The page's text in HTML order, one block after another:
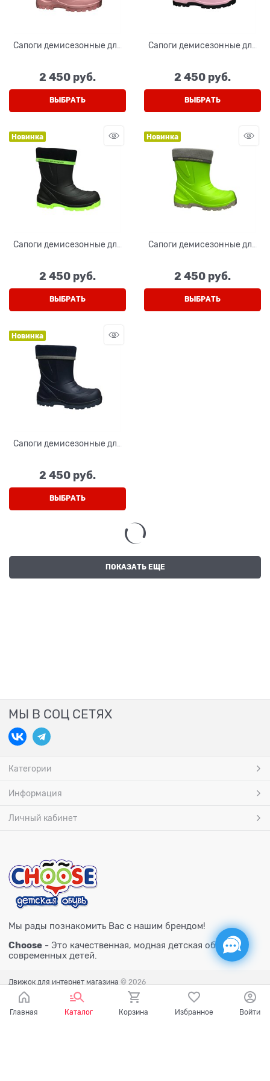
Сапоги демисезонные для
2 450 руб.
ВЫБРАТЬ
Сапоги демисезонные для
2 450 руб.
ВЫБРАТЬ
Новинка
Сапоги демисезонные для
2 450 руб.
ВЫБРАТЬ
Новинка
Сапоги демисезонные для
2 450 руб.
ВЫБРАТЬ
Новинка
Сапоги демисезонные для
2 450 руб.
ВЫБРАТЬ
ПОКАЗАТЬ ЕЩЕ
МЫ В СОЦ СЕТЯХ
Категории
Информация
Личный кабинет
Мы рады познакомить Вас с нашим брендом!
Choose - Это качественная, модная детская обувь для
современных детей.
Движок для интернет магазина © 2026
Главная Каталог Корзина Избранное Войти